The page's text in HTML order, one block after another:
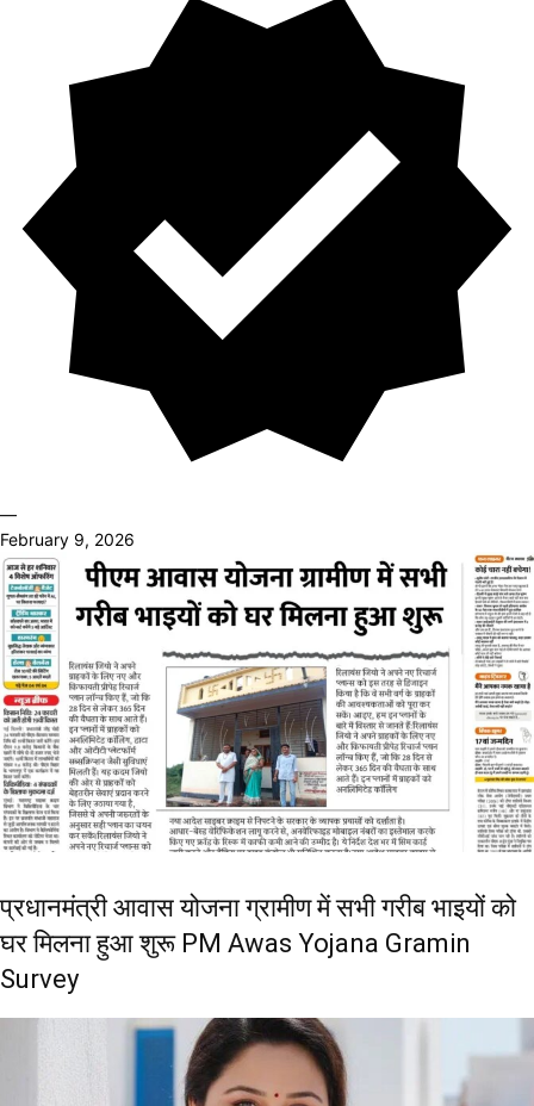
—
February 9, 2026
प्रधानमंत्री आवास योजना ग्रामीण में सभी गरीब भाइयों को
घर मिलना हुआ शुरू PM Awas Yojana Gramin
Survey